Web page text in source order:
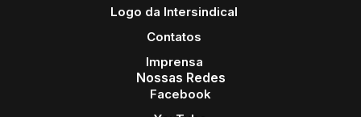
Logo da Intersindical
Contatos
Imprensa
Nossas Redes
Facebook